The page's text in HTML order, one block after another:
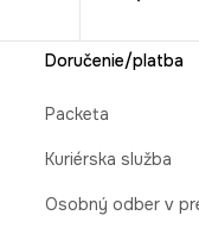
Doručenie/platba
Packeta
Kuriérska služba
Osobný odber v